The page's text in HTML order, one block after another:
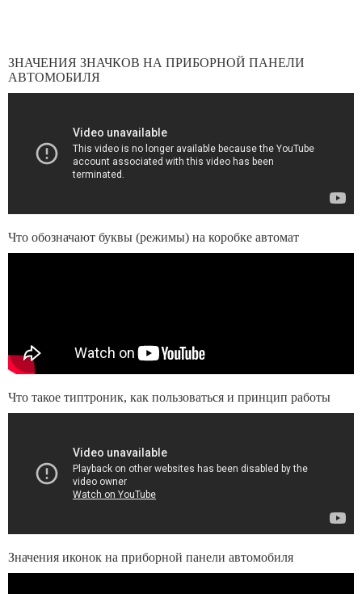
ЗНАЧЕНИЯ ЗНАЧКОВ НА ПРИБОРНОЙ ПАНЕЛИ
АВТОМОБИЛЯ
Что обозначают буквы (режимы) на коробке автомат
Что такое типтроник, как пользоваться и принцип работы
Значения иконок на приборной панели автомобиля